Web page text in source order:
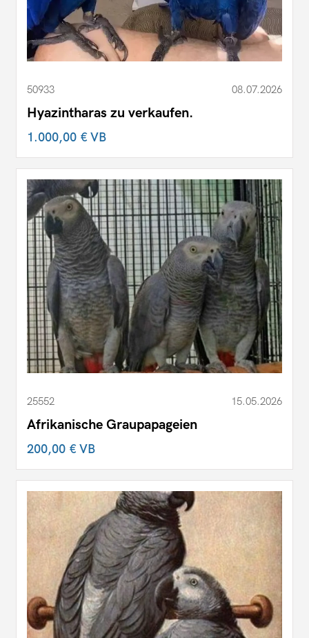
50933 08.07.2026
Hyazintharas zu verkaufen.
1.000,00 €VB
25552 15.05.2026
Afrikanische Graupapageien
200,00 €VB